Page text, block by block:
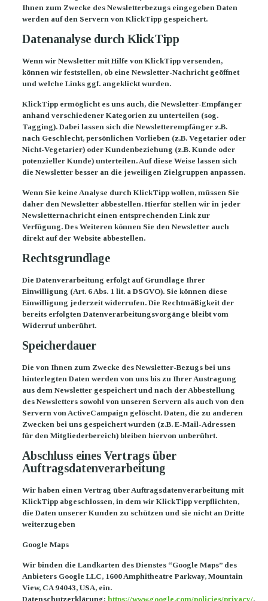
Ihnen zum Zwecke des Newsletterbezugs eingegeben Daten
werden auf den Servern von KlickTipp gespeichert.
Datenanalyse durch KlickTipp
Wenn wir Newsletter mit Hilfe von KlickTipp versenden,
können wir feststellen, ob eine Newsletter-Nachricht geöffnet
und welche Links ggf. angeklickt wurden.
KlickTipp ermöglicht es uns auch, die Newsletter-Empfänger
anhand verschiedener Kategorien zu unterteilen (sog.
Tagging). Dabei lassen sich die Newsletterempfänger z.B.
nach Geschlecht, persönlichen Vorlieben (z.B. Vegetarier oder
Nicht-Vegetarier) oder Kundenbeziehung (z.B. Kunde oder
potenzieller Kunde) unterteilen. Auf diese Weise lassen sich
die Newsletter besser an die jeweiligen Zielgruppen anpassen.
Wenn Sie keine Analyse durch KlickTipp wollen, müssen Sie
daher den Newsletter abbestellen. Hierfür stellen wir in jeder
Newsletternachricht einen entsprechenden Link zur
Verfügung. Des Weiteren können Sie den Newsletter auch
direkt auf der Website abbestellen.
Rechtsgrundlage
Die Datenverarbeitung erfolgt auf Grundlage Ihrer
Einwilligung (Art. 6 Abs. 1 lit. a DSGVO). Sie können diese
Einwilligung jederzeit widerrufen. Die Rechtmäßigkeit der
bereits erfolgten Datenverarbeitungsvorgänge bleibt vom
Widerruf unberührt.
Speicherdauer
Die von Ihnen zum Zwecke des Newsletter-Bezugs bei uns
hinterlegten Daten werden von uns bis zu Ihrer Austragung
aus dem Newsletter gespeichert und nach der Abbestellung
des Newsletters sowohl von unseren Servern als auch von den
Servern von ActiveCampaign gelöscht. Daten, die zu anderen
Zwecken bei uns gespeichert wurden (z.B. E-Mail-Adressen
für den Mitgliederbereich) bleiben hiervon unberührt.
Abschluss eines Vertrags über
Auftragsdatenverarbeitung
Wir haben einen Vertrag über Auftragsdatenverarbeitung mit
KlickTipp abgeschlossen, in dem wir KlickTipp verpflichten,
die Daten unserer Kunden zu schützen und sie nicht an Dritte
weiterzugeben
Google Maps
Wir binden die Landkarten des Dienstes “Google Maps” des
Anbieters Google LLC, 1600 Amphitheatre Parkway, Mountain
View, CA 94043, USA, ein.
Datenschutzerklärung: https://www.google.com/policies/privacy/,